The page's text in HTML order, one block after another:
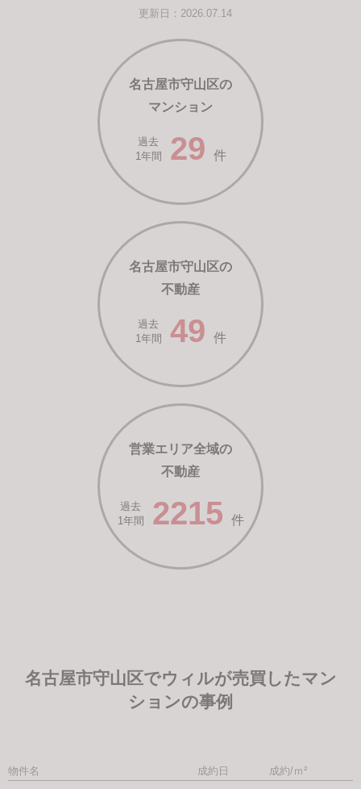
更新日：2026.07.14
名古屋市守山区の
マンション
過去
1年間
29 件
名古屋市守山区の
不動産
過去
1年間
49 件
営業エリア全域の
不動産
過去
1年間
2215 件
名古屋市守山区でウィルが売買したマン
ションの事例
物件名 成約日 成約/ｍ²